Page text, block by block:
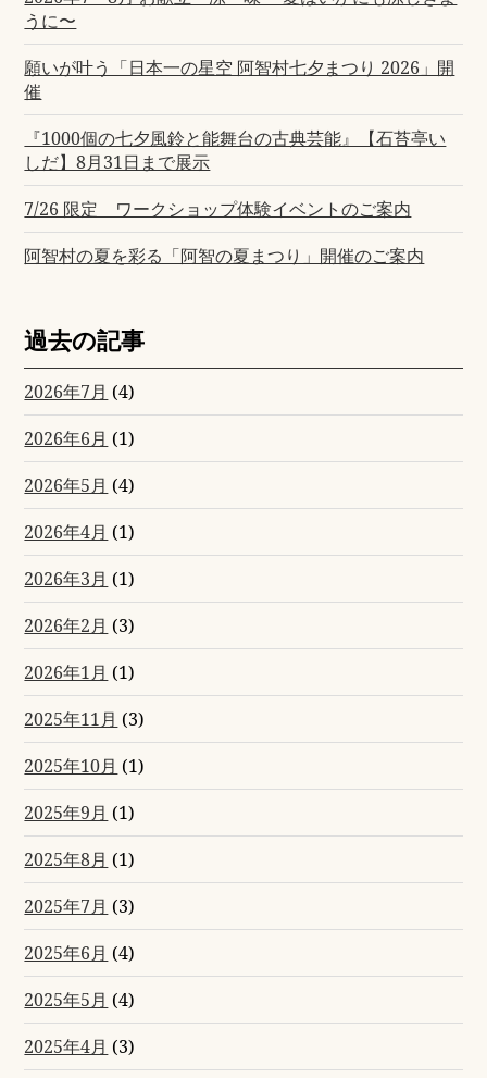
うに〜
願いが叶う「日本一の星空 阿智村七夕まつり 2026」開
催
『1000個の七夕風鈴と能舞台の古典芸能』【石苔亭い
しだ】8月31日まで展示
7/26 限定 ワークショップ体験イベントのご案内
阿智村の夏を彩る「阿智の夏まつり」開催のご案内
過去の記事
2026年7月 (4)
2026年6月 (1)
2026年5月 (4)
2026年4月 (1)
2026年3月 (1)
2026年2月 (3)
2026年1月 (1)
2025年11月 (3)
2025年10月 (1)
2025年9月 (1)
2025年8月 (1)
2025年7月 (3)
2025年6月 (4)
2025年5月 (4)
2025年4月 (3)